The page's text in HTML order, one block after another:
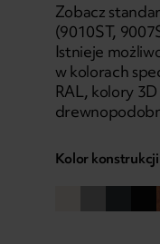
Zobacz
(9010ST,
Istnieje
w kolorach
RAL, kolory
Kolor konstrukcji